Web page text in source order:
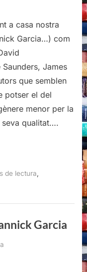
a casa nostra
Garcia…) com
James
que semblen
potser el del
menor per la
seva qualitat….
de lectura
Garcia